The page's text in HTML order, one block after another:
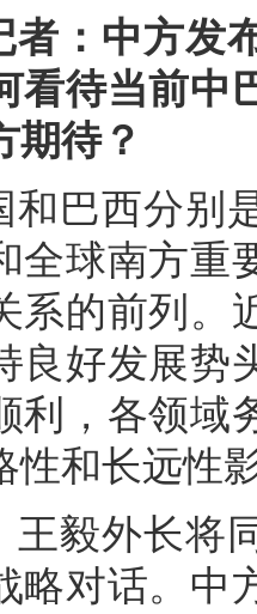
者：中方发
看待当前中
期待？
和巴西分别
全球南方重
系的前列。
良好发展势
利，各领域
性和长远性
王毅外长将
略对话。中